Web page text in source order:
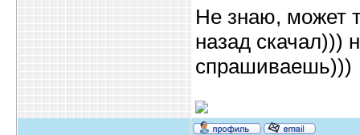
Не знаю, может
назад скачал)))
спрашиваешь)))